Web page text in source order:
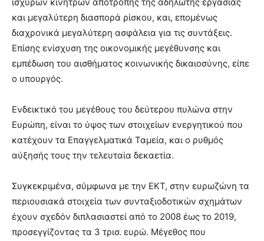
και μεγαλύτερη διασπορά ρίσκου, και, επομένως
διαχρονικά μεγαλύτερη ασφάλεια για τις συντάξεις.
Επίσης ενίσχυση της οικονομικής μεγέθυνσης και
εμπέδωση του αισθήματος κοινωνικής δικαιοσύνης, είπε
ο υπουργός.
Ενδεικτικό του μεγέθους του δεύτερου πυλώνα στην
Ευρώπη, είναι το ύψος των στοιχείων ενεργητικού που
κατέχουν τα Επαγγελματικά Ταμεία, και ο ρυθμός
αύξησής τους την τελευταία δεκαετία.
Συγκεκριμένα, σύμφωνα με την ΕΚΤ, στην ευρωζώνη τα
περιουσιακά στοιχεία των συνταξιοδοτικών σχημάτων
έχουν σχεδόν διπλασιαστεί από το 2008 έως το 2019,
προσεγγίζοντας τα 3 τρισ. ευρώ. Μέγεθος που